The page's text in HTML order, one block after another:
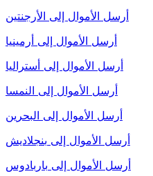
أرسل الأموال إلى الأرجنتين
أرسل الأموال إلى أرمينيا
أرسل الأموال إلى أستراليا
أرسل الأموال إلى النمسا
أرسل الأموال إلى البحرين
أرسل الأموال إلى بنجلاديش
أرسل الأموال إلى باربادوس